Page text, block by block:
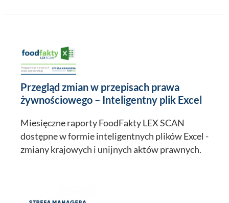
Przegląd zmian w przepisach prawa
żywnościowego – Inteligentny plik Excel
Miesięczne raporty FoodFakty LEX SCAN
dostępne w formie inteligentnych plików Excel -
zmiany krajowych i unijnych aktów prawnych.